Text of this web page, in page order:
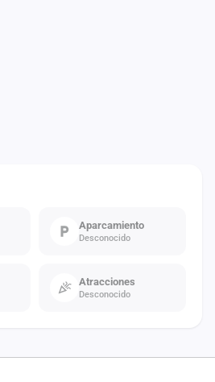
Aparcamiento
Desconocido
Atracciones
Desconocido